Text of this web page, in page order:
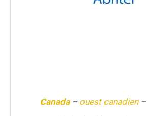
Canada– ouest canadien–